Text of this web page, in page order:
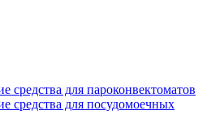
для пароконвектоматов
для посудомоечных